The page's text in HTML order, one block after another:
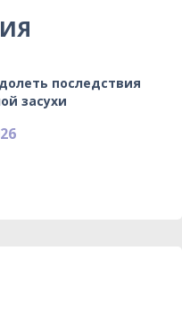
последствия
засухи